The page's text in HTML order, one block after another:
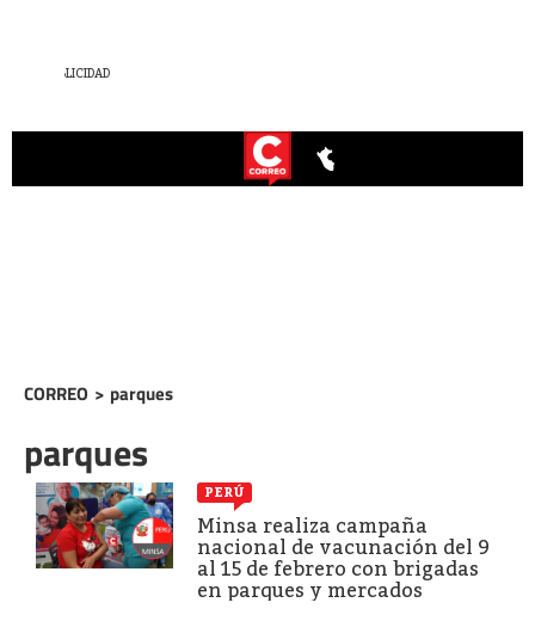
CORREO > parques
parques
PERÚ
Minsa realiza campaña
nacional de vacunación del 9
al 15 de febrero con brigadas
en parques y mercados